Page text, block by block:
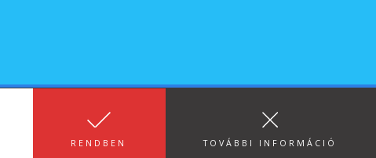
RENDBEN TOVÁBBI INFORMÁCIÓ